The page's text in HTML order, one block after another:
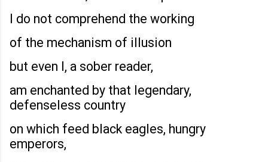
I do not comprehend the working
of the mechanism of illusion
but even I, a sober reader,
am enchanted by that legendary,
defenseless country
on which feed black eagles, hungry
emperors,